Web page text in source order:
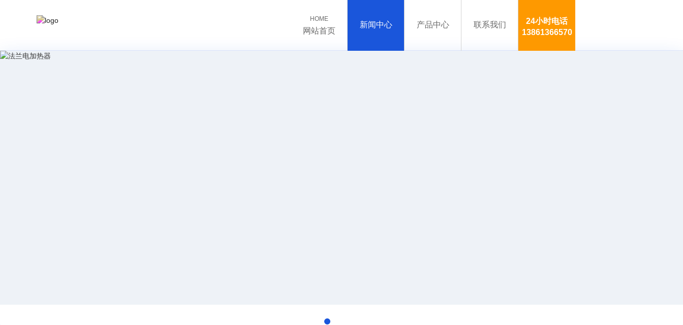
HOME
网站首页
新闻中心 产品中心 联系我们
24小时电话
13861366570